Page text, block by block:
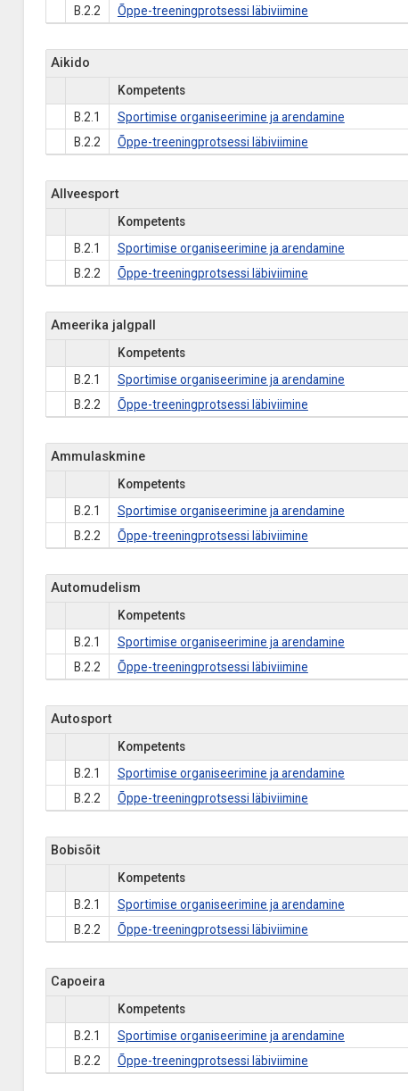
B.2.2
Õppe-treeningprotsessi läbiviimine
Aikido
Kompetents
B.2.1
Sportimise organiseerimine ja arendamine
B.2.2
Õppe-treeningprotsessi läbiviimine
Allveesport
Kompetents
B.2.1
Sportimise organiseerimine ja arendamine
B.2.2
Õppe-treeningprotsessi läbiviimine
Ameerika jalgpall
Kompetents
B.2.1
Sportimise organiseerimine ja arendamine
B.2.2
Õppe-treeningprotsessi läbiviimine
Ammulaskmine
Kompetents
B.2.1
Sportimise organiseerimine ja arendamine
B.2.2
Õppe-treeningprotsessi läbiviimine
Automudelism
Kompetents
B.2.1
Sportimise organiseerimine ja arendamine
B.2.2
Õppe-treeningprotsessi läbiviimine
Autosport
Kompetents
B.2.1
Sportimise organiseerimine ja arendamine
B.2.2
Õppe-treeningprotsessi läbiviimine
Bobisõit
Kompetents
B.2.1
Sportimise organiseerimine ja arendamine
B.2.2
Õppe-treeningprotsessi läbiviimine
Capoeira
Kompetents
B.2.1
Sportimise organiseerimine ja arendamine
B.2.2
Õppe-treeningprotsessi läbiviimine